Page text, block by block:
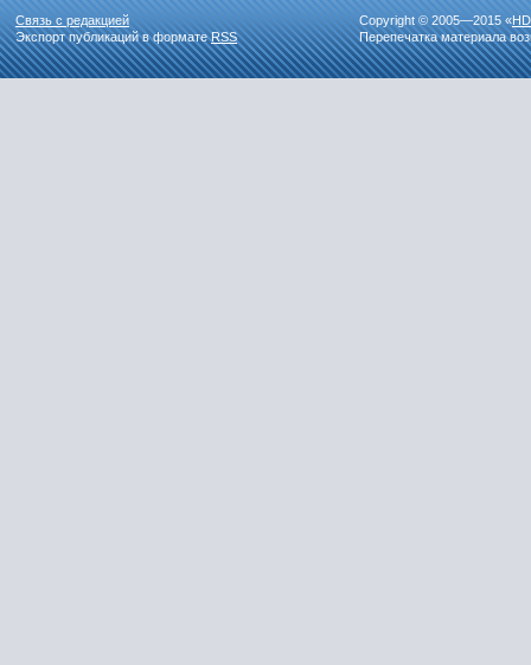
Связь с редакцией
Экспорт публикаций в форматеRSS
Copyright © 2005—2015 «
Перепечатка материала